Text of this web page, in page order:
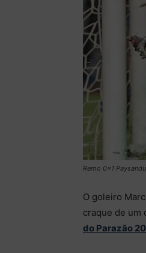
Remo 0×1
O goleiro
craque de um
do Parazão